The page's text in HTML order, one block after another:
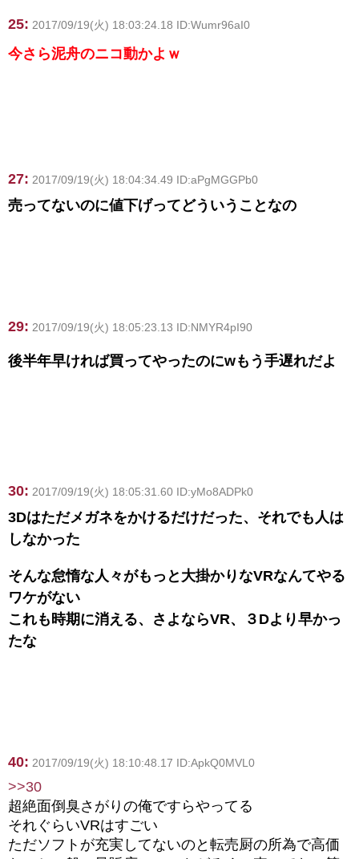
25: 2017/09/19(火) 18:03:24.18 ID:Wumr96aI0
今さら泥舟のニコ動かよｗ
27: 2017/09/19(火) 18:04:34.49 ID:aPgMGGPb0
売ってないのに値下げってどういうことなの
29: 2017/09/19(火) 18:05:23.13 ID:NMYR4pI90
後半年早ければ買ってやったのにwもう手遅れだよ
30: 2017/09/19(火) 18:05:31.60 ID:yMo8ADPk0
3Dはただメガネをかけるだけだった、それでも人は
しなかった
そんな怠惰な人々がもっと大掛かりなVRなんてやる
ワケがない
これも時期に消える、さよならVR、３Dより早かっ
たな
40: 2017/09/19(火) 18:10:48.17 ID:ApkQ0MVL0
>>30
超絶面倒臭さがりの俺ですらやってる
それぐらいVRはすごい
ただソフトが充実してないのと転売厨の所為で高価